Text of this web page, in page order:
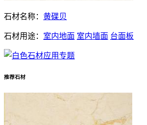
石材名称： 黄碟贝
石材用途： 室内地面 室内墙面 台面板
推荐石材